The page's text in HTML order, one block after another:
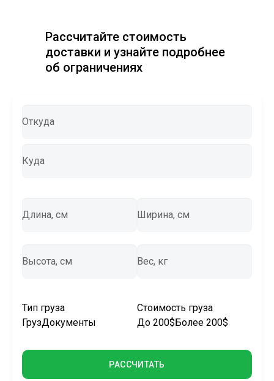
Рассчитайте стоимость
доставки и узнайте подробнее
об ограничениях
Откуда
Куда
Длина, см Ширина, см
Высота, см Вес, кг
Тип груза
ГрузДокументы
Стоимость груза
До 200$Более 200$
РАССЧИТАТЬ